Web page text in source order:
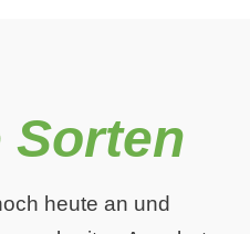
Sorten
heute an und